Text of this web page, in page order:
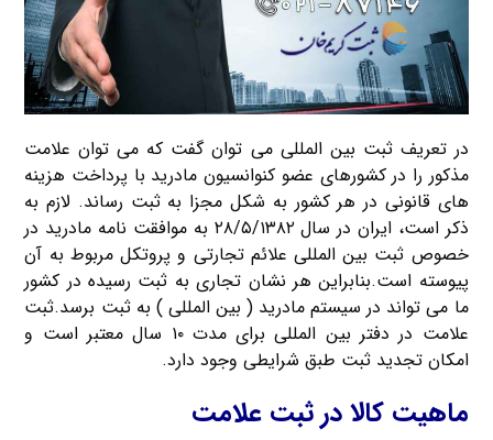
در تعریف ثبت بین المللی می توان گفت که می توان علامت
مذکور را در کشورهای عضو کنوانسیون مادرید با پرداخت هزینه
های قانونی در هر کشور به شکل مجزا به ثبت رساند. لازم به
ذکر است، ایران در سال ۲۸/۵/۱۳۸۲ به موافقت نامه مادرید در
خصوص ثبت بین المللی علائم تجارتی و پروتکل مربوط به آن
پیوسته است.بنابراین هر نشان تجاری به ثبت رسیده در کشور
ما می تواند در سیستم مادرید ( بین المللی ) به ثبت برسد.ثبت
علامت در دفتر بین المللی برای مدت ۱۰ سال معتبر است و
امکان تجدید ثبت طبق شرایطی وجود دارد.
ماهیت کالا در ثبت علامت